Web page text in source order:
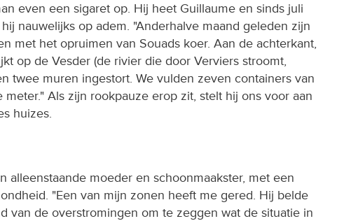
even een sigaret op. Hij heet Guillaume en sinds juli
nauwelijks op adem. "Anderhalve maand geleden zijn
met het opruimen van Souads koer. Aan de achterkant,
op de Vesder (de rivier die door Verviers stroomt,
twee muren ingestort. We vulden zeven containers van
meter." Als zijn rookpauze erop zit, stelt hij ons voor aan
huizes.
alleenstaande moeder en schoonmaakster, met een
"Een van mijn zonen heeft me gered. Hij belde
van de overstromingen om te zeggen wat de situatie in